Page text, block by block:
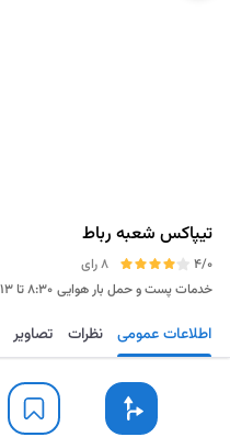
تیپاکس شعبه رباط
4/0
8 رای
خدمات پست و حمل بار هوایی ۸:۳۰ تا ۱۳
مسیریابی ذخیره اطلاعات عمومی نظرات تصاویر